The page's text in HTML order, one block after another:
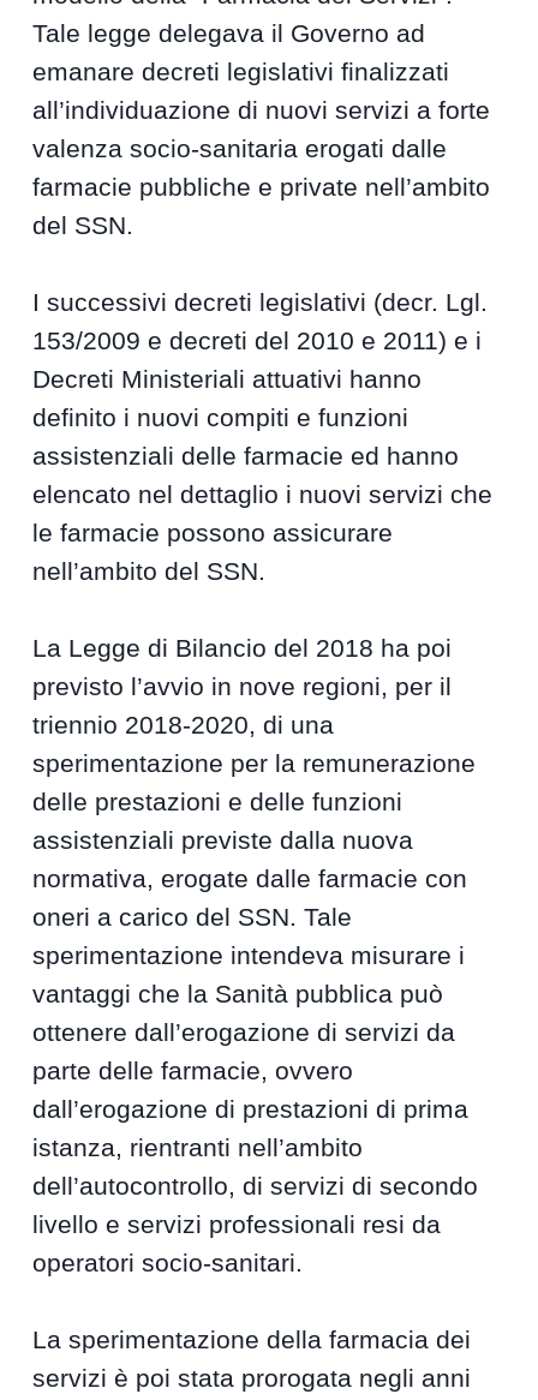
Tale legge delegava il Governo ad
emanare decreti legislativi finalizzati
all’individuazione di nuovi servizi a forte
valenza socio-sanitaria erogati dalle
farmacie pubbliche e private nell’ambito
del SSN.
I successivi decreti legislativi (decr. Lgl.
153/2009 e decreti del 2010 e 2011) e i
Decreti Ministeriali attuativi hanno
definito i nuovi compiti e funzioni
assistenziali delle farmacie ed hanno
elencato nel dettaglio i nuovi servizi che
le farmacie possono assicurare
nell’ambito del SSN.
La Legge di Bilancio del 2018 ha poi
previsto l’avvio in nove regioni, per il
triennio 2018-2020, di una
sperimentazione per la remunerazione
delle prestazioni e delle funzioni
assistenziali previste dalla nuova
normativa, erogate dalle farmacie con
oneri a carico del SSN. Tale
sperimentazione intendeva misurare i
vantaggi che la Sanità pubblica può
ottenere dall’erogazione di servizi da
parte delle farmacie, ovvero
dall’erogazione di prestazioni di prima
istanza, rientranti nell’ambito
dell’autocontrollo, di servizi di secondo
livello e servizi professionali resi da
operatori socio-sanitari.
La sperimentazione della farmacia dei
servizi è poi stata prorogata negli anni